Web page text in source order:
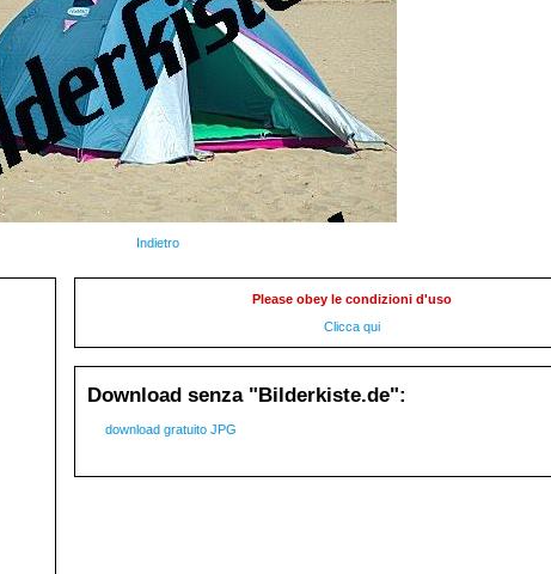
Indietro
Please obey le condizioni d'uso
Clicca qui
Download senza "Bilderkiste.de":
download gratuito JPG